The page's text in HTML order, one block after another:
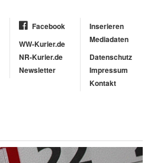
Facebook
WW-Kurier.de
NR-Kurier.de
Newsletter
Inserieren
Mediadaten
Datenschutz
Impressum
Kontakt